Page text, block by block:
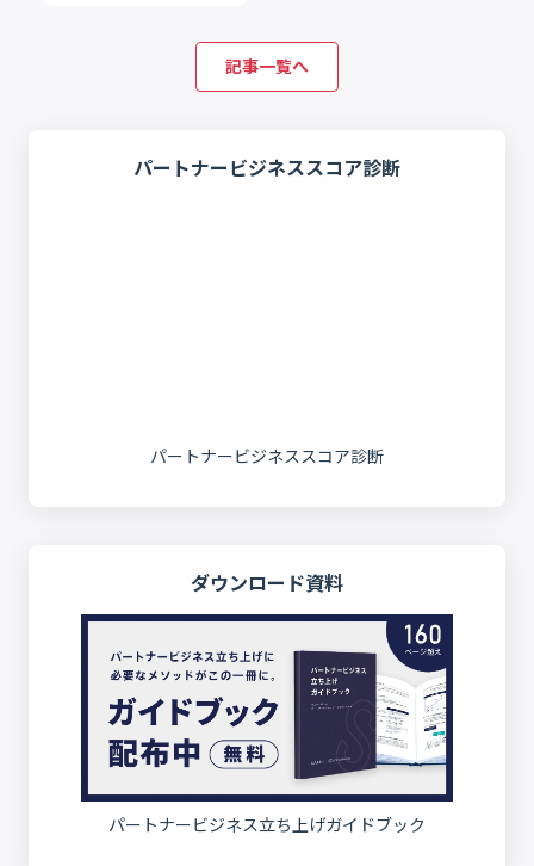
記事一覧へ
パートナービジネススコア診断
パートナービジネススコア診断
ダウンロード資料
パートナービジネス立ち上げガイドブック